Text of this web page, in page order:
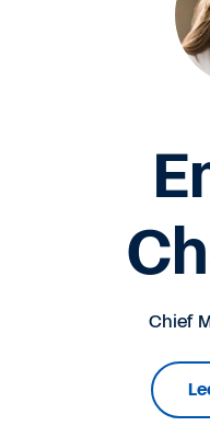
Chief